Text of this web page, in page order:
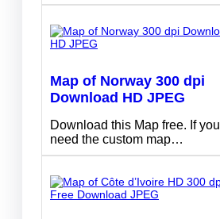
Map of Norway 300 dpi
Download HD JPEG
Download this Map free. If you
need the custom map…